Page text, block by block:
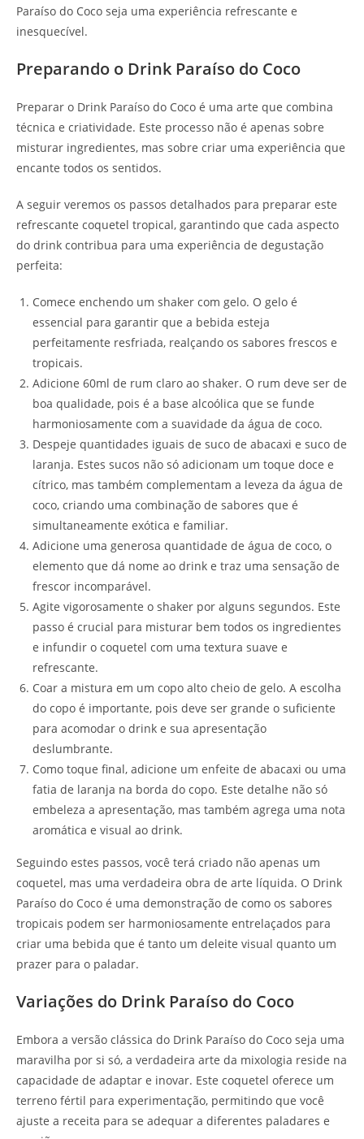
Paraíso do Coco seja uma experiência refrescante e
inesquecível.
Preparando o Drink Paraíso do Coco
Preparar o Drink Paraíso do Coco é uma arte que combina
técnica e criatividade. Este processo não é apenas sobre
misturar ingredientes, mas sobre criar uma experiência que
encante todos os sentidos.
A seguir veremos os passos detalhados para preparar este
refrescante coquetel tropical, garantindo que cada aspecto
do drink contribua para uma experiência de degustação
perfeita:
Comece enchendo um shaker com gelo. O gelo é
essencial para garantir que a bebida esteja
perfeitamente resfriada, realçando os sabores frescos e
tropicais.
Adicione 60ml de rum claro ao shaker. O rum deve ser de
boa qualidade, pois é a base alcoólica que se funde
harmoniosamente com a suavidade da água de coco.
Despeje quantidades iguais de suco de abacaxi e suco de
laranja. Estes sucos não só adicionam um toque doce e
cítrico, mas também complementam a leveza da água de
coco, criando uma combinação de sabores que é
simultaneamente exótica e familiar.
Adicione uma generosa quantidade de água de coco, o
elemento que dá nome ao drink e traz uma sensação de
frescor incomparável.
Agite vigorosamente o shaker por alguns segundos. Este
passo é crucial para misturar bem todos os ingredientes
e infundir o coquetel com uma textura suave e
refrescante.
Coar a mistura em um copo alto cheio de gelo. A escolha
do copo é importante, pois deve ser grande o suficiente
para acomodar o drink e sua apresentação
deslumbrante.
Como toque final, adicione um enfeite de abacaxi ou uma
fatia de laranja na borda do copo. Este detalhe não só
embeleza a apresentação, mas também agrega uma nota
aromática e visual ao drink.
Seguindo estes passos, você terá criado não apenas um
coquetel, mas uma verdadeira obra de arte líquida. O Drink
Paraíso do Coco é uma demonstração de como os sabores
tropicais podem ser harmoniosamente entrelaçados para
criar uma bebida que é tanto um deleite visual quanto um
prazer para o paladar.
Variações do Drink Paraíso do Coco
Embora a versão clássica do Drink Paraíso do Coco seja uma
maravilha por si só, a verdadeira arte da mixologia reside na
capacidade de adaptar e inovar. Este coquetel oferece um
terreno fértil para experimentação, permitindo que você
ajuste a receita para se adequar a diferentes paladares e